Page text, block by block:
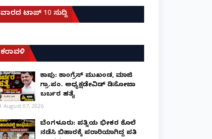
ವಾರದ ಟಾಪ್ 10 ಸುದ್ದಿ
ಕರಾವಳಿ
ಕಾಪು: ಕಾಂಗ್ರೆಸ್ ಮುಖಂಡ, ಮಾಜಿ
ಗ್ರಾ.ಪಂ. ಅಧ್ಯಕ್ಷಡೇವಿಡ್ ಡಿಸೋಜಾ
ಬರ್ಬರ ಹತ್ಯೆ
August 07, 2026
ಬೆಂಗಳೂರು: ಪತ್ನಿಯ ಭೀಕರ ಕೊಲೆ
ನಡೆಸಿ ಬಿಹಾರಕ್ಕೆ ಪರಾರಿಯಾಗಿದ್ದ ಪತಿ